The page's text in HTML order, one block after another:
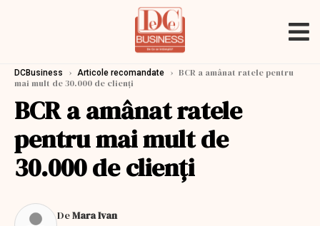
DCBusiness › Articole recomandate › BCR a amânat ratele pentru
mai mult de 30.000 de clienți
BCR a amânat ratele
pentru mai mult de
30.000 de clienți
DeMara Ivan